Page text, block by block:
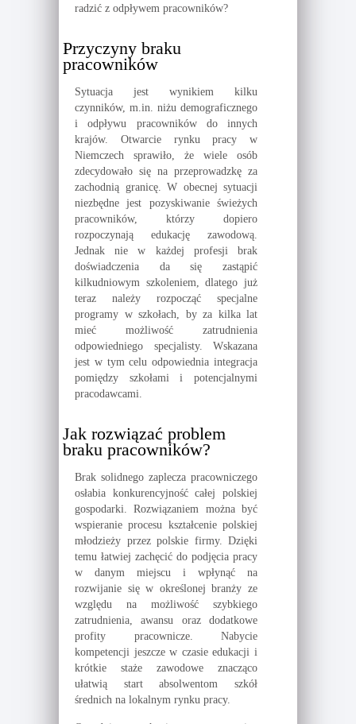
radzić z odpływem pracowników?
Przyczyny braku
pracowników
Sytuacja jest wynikiem kilku
czynników, m.in. niżu demograficznego
i odpływu pracowników do innych
krajów. Otwarcie rynku pracy w
Niemczech sprawiło, że wiele osób
zdecydowało się na przeprowadzkę za
zachodnią granicę. W obecnej sytuacji
niezbędne jest pozyskiwanie świeżych
pracowników, którzy dopiero
rozpoczynają edukację zawodową.
Jednak nie w każdej profesji brak
doświadczenia da się zastąpić
kilkudniowym szkoleniem, dlatego już
teraz należy rozpocząć specjalne
programy w szkołach, by za kilka lat
mieć możliwość zatrudnienia
odpowiedniego specjalisty. Wskazana
jest w tym celu odpowiednia integracja
pomiędzy szkołami i potencjalnymi
pracodawcami.
Jak rozwiązać problem
braku pracowników?
Brak solidnego zaplecza pracowniczego
osłabia konkurencyjność całej polskiej
gospodarki. Rozwiązaniem można być
wspieranie procesu kształcenie polskiej
młodzieży przez polskie firmy. Dzięki
temu łatwiej zachęcić do podjęcia pracy
w danym miejscu i wpłynąć na
rozwijanie się w określonej branży ze
względu na możliwość szybkiego
zatrudnienia, awansu oraz dodatkowe
profity pracownicze. Nabycie
kompetencji jeszcze w czasie edukacji i
krótkie staże zawodowe znacząco
ułatwią start absolwentom szkół
średnich na lokalnym rynku pracy.